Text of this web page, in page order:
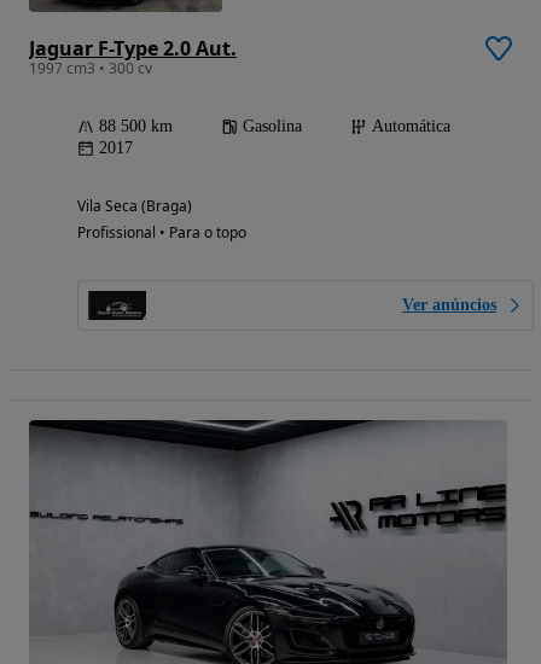
Jaguar F-Type 2.0 Aut.
1997 cm3 • 300 cv
88 500 km Gasolina
Automática
2017
Vila Seca (Braga)
Profissional • Para o topo
Ver anúncios